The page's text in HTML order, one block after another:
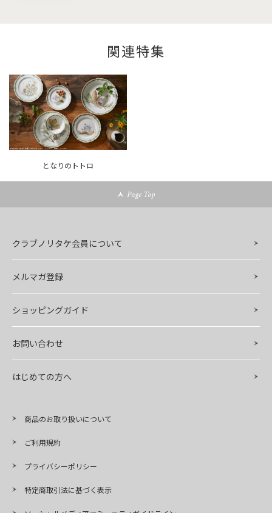
関連特集
となりのトトロ
Page Top
クラブノリタケ会員について
メルマガ登録
ショッピングガイド
お問い合わせ
はじめての方へ
商品のお取り扱いについて
ご利用規約
プライバシーポリシー
特定商取引法に基づく表示